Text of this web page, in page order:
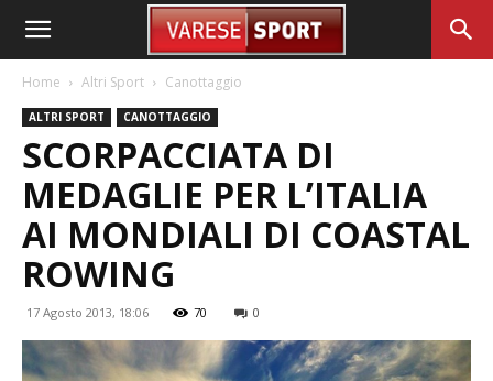
Home Altri Sport Canottaggio
ALTRI SPORT CANOTTAGGIO
SCORPACCIATA DI
MEDAGLIE PER L’ITALIA
AI MONDIALI DI COASTAL
ROWING
17 Agosto 2013, 18:06 70 0